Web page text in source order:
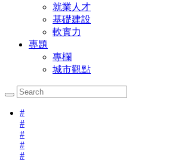
就業人才
基礎建設
軟實力
專題
專欄
城市觀點
#
#
#
#
#